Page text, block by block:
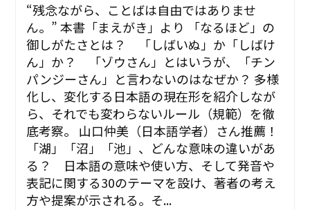
“残念ながら、ことばは自由ではありませ
ん。” ――本書「まえがき」より 「なるほど」の
御しがたさとは？ 「しばいぬ」か「しばけ
ん」か？ 「ゾウさん」とはいうが、「チン
パンジーさん」と言わないのはなぜか？ 多様
化し、変化する日本語の現在形を紹介しなが
ら、それでも変わらないルール（規範）を徹
底考察。 山口仲美（日本語学者）さん推薦！
「湖」「沼」「池」、どんな意味の違いがあ
る？ 日本語の意味や使い方、そして発音や
表記に関する30のテーマを設け、著者の考え
方や提案が示される。そ...